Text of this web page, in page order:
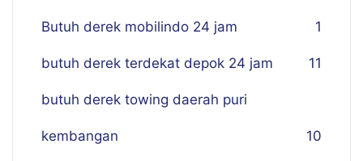
Butuh derek mobilindo 24 jam 1
butuh derek terdekat depok 24 jam 11
butuh derek towing daerah puri
kembangan 10